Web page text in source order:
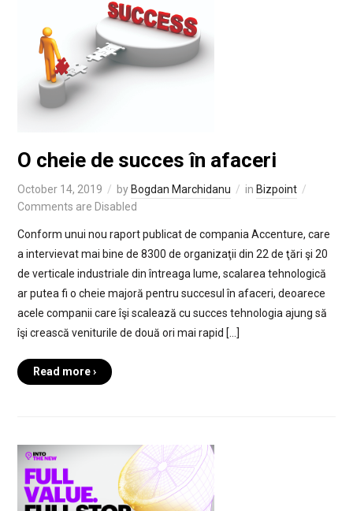
O cheie de succes în afaceri
October 14, 2019 by Bogdan Marchidanu in Bizpoint
Comments are Disabled
Conform unui nou raport publicat de compania Accenture, care
a intervievat mai bine de 8300 de organizaţii din 22 de ţări şi 20
de verticale industriale din întreaga lume, scalarea tehnologică
ar putea fi o cheie majoră pentru succesul în afaceri, deoarece
acele companii care îşi scalează cu succes tehnologia ajung să
îşi crească veniturile de două ori mai rapid […]
Read more ›